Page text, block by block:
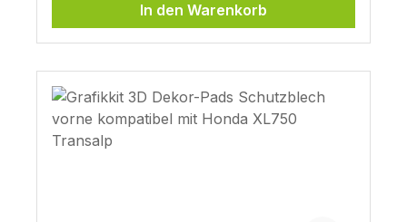
In den Warenkorb